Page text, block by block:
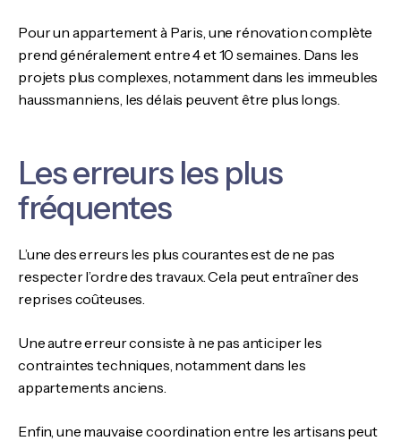
Pour un appartement à Paris, une rénovation complète
prend généralement entre 4 et 10 semaines. Dans les
projets plus complexes, notamment dans les immeubles
haussmanniens, les délais peuvent être plus longs.
Les erreurs les plus
fréquentes
L’une des erreurs les plus courantes est de ne pas
respecter l’ordre des travaux. Cela peut entraîner des
reprises coûteuses.
Une autre erreur consiste à ne pas anticiper les
contraintes techniques, notamment dans les
appartements anciens.
Enfin, une mauvaise coordination entre les artisans peut